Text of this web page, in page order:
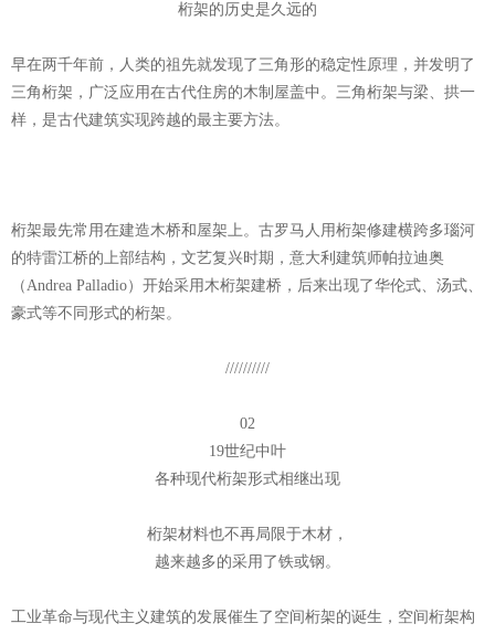
桁架的历史是久远的
早在两千年前，人类的祖先就发现了三角形的稳定性原理，并发明了
三角桁架，广泛应用在古代住房的木制屋盖中。三角桁架与梁、拱一
样，是古代建筑实现跨越的最主要方法。
桁架最先常用在建造木桥和屋架上。古罗马人用桁架修建横跨多瑙河
的特雷江桥的上部结构，文艺复兴时期，意大利建筑师帕拉迪奥
（Andrea Palladio）开始采用木桁架建桥，后来出现了华伦式、汤式、
豪式等不同形式的桁架。
//////////
02
19世纪中叶
各种现代桁架形式相继出现
桁架材料也不再局限于木材，
越来越多的采用了铁或钢。
工业革命与现代主义建筑的发展催生了空间桁架的诞生，空间桁架构